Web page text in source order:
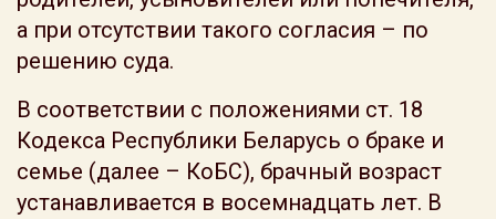
а при отсутствии такого согласия – по
решению суда.
В соответствии с положениями ст. 18
Кодекса Республики Беларусь о браке и
семье (далее – КоБС), брачный возраст
устанавливается в восемнадцать лет. В